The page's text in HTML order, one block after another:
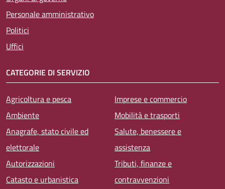
Personale amministrativo
Politici
Uffici
CATEGORIE DI SERVIZIO
Agricoltura e pesca
Ambiente
Anagrafe, stato civile ed
elettorale
Autorizzazioni
Catasto e urbanistica
Imprese e commercio
Mobilità e trasporti
Salute, benessere e
assistenza
Tributi, finanze e
contravvenzioni